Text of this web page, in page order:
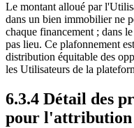
Le montant alloué par
dans un bien immobilier ne
chaque financement ; dans
pas lieu. Ce plafonnement
distribution équitable des
les Utilisateurs de la
6.3.4 Détail des
pour l'attribution